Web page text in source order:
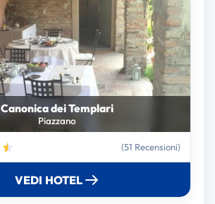
Canonica dei Templari
Piazzano
(51 Recensioni)
VEDI HOTEL